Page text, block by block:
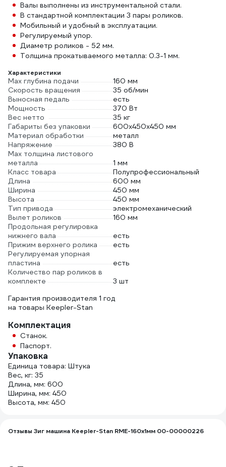
Валы выполнены из инструментальной стали.
В стандартной комплектации 3 пары роликов.
Мобильный и удобный в эксплуатации.
Регулируемый упор.
Диаметр роликов - 52 мм.
Толщина прокатываемого металла: 0.3-1 мм.
Характеристики
Max глубина подачи
160 мм
Скорость вращения
35 об/мин
Выносная педаль
есть
Мощность
370 Вт
Вес нетто
35 кг
Габариты без упаковки
600x450x450 мм
Материал обработки
металл
Напряжение
380 В
Max толщина листового
металла
1 мм
Класс товара
Полупрофессиональный
Длина
600 мм
Ширина
450 мм
Высота
450 мм
Тип привода
электромеханический
Вылет роликов
160 мм
Продольная регулировка
нижнего вала
есть
Прижим верхнего ролика
есть
Регулируемая упорная
пластина
есть
Количество пар роликов в
комплекте
3 шт
Гарантия производителя 1 год
на товары Keepler-Stan
Комплектация
Станок.
Паспорт.
Упаковка
Единица товара: Штука
Вес, кг: 35
Длина, мм: 600
Ширина, мм: 450
Высота, мм: 450
Отзывы Зиг машина Keepler-Stan RME-160x1мм 00-00000226